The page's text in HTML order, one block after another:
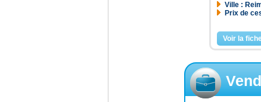
Ville :
Prix de
Voir la